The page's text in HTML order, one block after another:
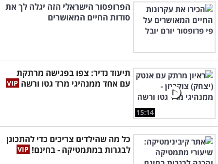
הפרופסור הישראלי הזה יגלה לך את
סודות החיים המאושרים
15:14
תיעוד נדיר: צפו בפגישה מרתקת
עם אחד ממנהיגי מרד גטו ורשה
כל מה שהילדים צריכים כדי להתכונן
לבגרות במתמטיקה - בחינם!